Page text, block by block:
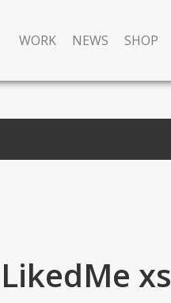
WORK NEWS SHOP
LikedMe xs